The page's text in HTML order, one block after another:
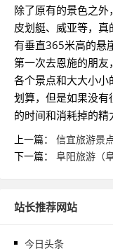
除了原有的景色之外
皮划艇、威亚等，
有垂直365米高的悬
第一次去恩施的朋
各个景点和大大小
划算，但是如果没
的时间和消耗掉的精
上一篇： 信宜旅游景
下一篇： 阜阳旅游（
站长推荐网站
今日头条